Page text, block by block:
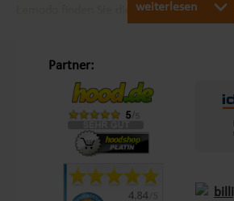
Lemodo finden Sie die passenden
Mit dem Leitsatz „Schöner Leben in Haus
unser Ziel, das Einkaufserlebnis unserer
angenehm wie möglich zu gestalten.
EigenmarkenLemodo
genau auf die Bedürfnisse unserer
Diese Marken stehen für Qualität und
weiterlesen
Partner: